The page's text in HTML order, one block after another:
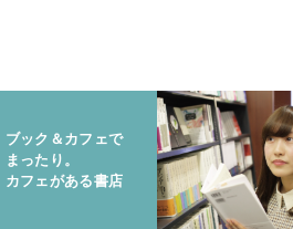
ブック＆カフェで
まったり。
カフェがある書店